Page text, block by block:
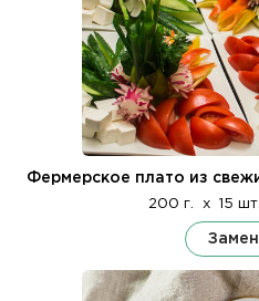
Фермерское плато из
200 г. x 15 шт.